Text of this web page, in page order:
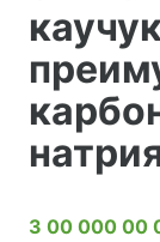
3 00 000 00